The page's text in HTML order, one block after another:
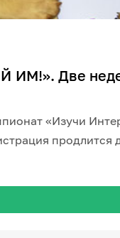
ИМ!». Две
«Изучи
продлится